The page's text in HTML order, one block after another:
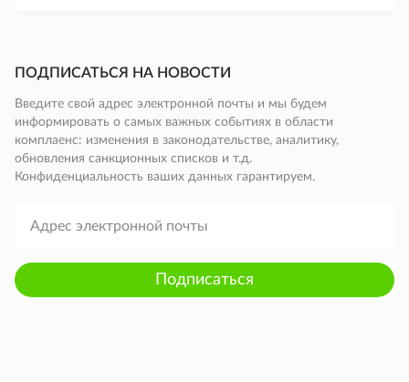
ПОДПИСАТЬСЯ НА НОВОСТИ
Введите свой адрес электронной почты и мы будем
информировать о самых важных событиях в области
комплаенс: изменения в законодательстве, аналитику,
обновления санкционных списков и т.д.
Конфиденциальность ваших данных гарантируем.
Подписаться